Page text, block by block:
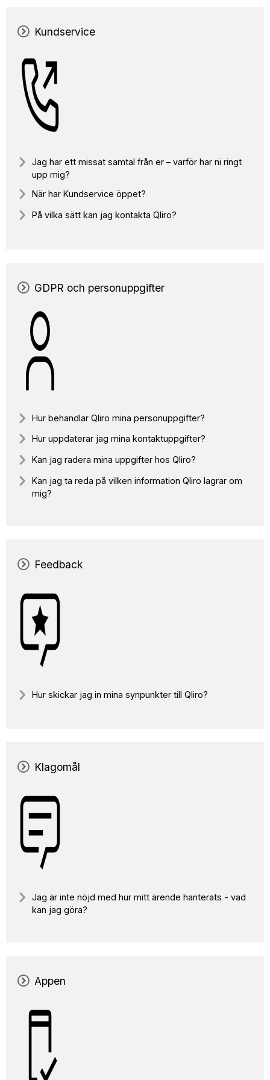
Kundservice
Jag har ett missat samtal från er – varför har ni ringt
upp mig?
När har Kundservice öppet?
På vilka sätt kan jag kontakta Qliro?
GDPR och personuppgifter
Hur behandlar Qliro mina personuppgifter?
Hur uppdaterar jag mina kontaktuppgifter?
Kan jag radera mina uppgifter hos Qliro?
Kan jag ta reda på vilken information Qliro lagrar om
mig?
Feedback
Hur skickar jag in mina synpunkter till Qliro?
Klagomål
Jag är inte nöjd med hur mitt ärende hanterats - vad
kan jag göra?
Appen